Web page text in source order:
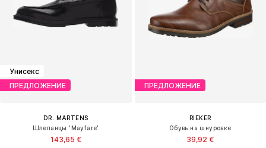
Унисекс
ПРЕДЛОЖЕНИЕ
DR. MARTENS
Шлепанцы 'Mayfare'
143,65 €
ПРЕДЛОЖЕНИЕ
RIEKER
Обувь на шнуровке
39,92 €